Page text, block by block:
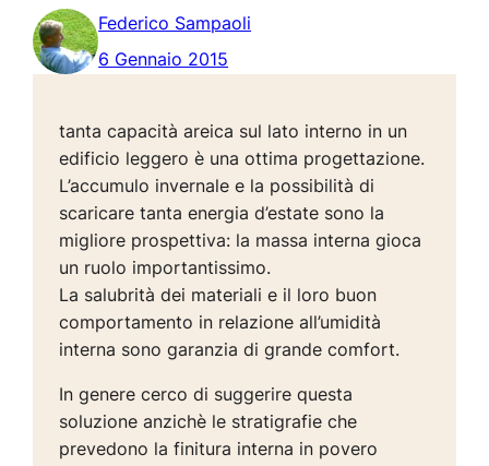
Federico Sampaoli
6 Gennaio 2015
tanta capacità areica sul lato interno in un
edificio leggero è una ottima progettazione.
L’accumulo invernale e la possibilità di
scaricare tanta energia d’estate sono la
migliore prospettiva: la massa interna gioca
un ruolo importantissimo.
La salubrità dei materiali e il loro buon
comportamento in relazione all’umidità
interna sono garanzia di grande comfort.
In genere cerco di suggerire questa
soluzione anzichè le stratigrafie che
prevedono la finitura interna in povero